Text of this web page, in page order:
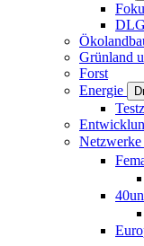
Grünland
Forst
Energie